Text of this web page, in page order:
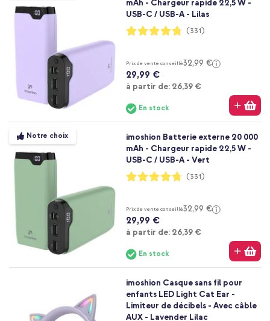
mAh - Chargeur rapide 22,5 W -
USB-C / USB-A - Lilas
Notation:
95%
(331)
Prix de vente conseillé32,99 €
29,99 €
à partir de: À partir de
26,39 €
En stock
Notre choix
imoshion Batterie externe 20 000
mAh - Chargeur rapide 22,5 W -
USB-C / USB-A - Vert
Notation:
95%
(331)
Prix de vente conseillé32,99 €
29,99 €
à partir de: À partir de
26,39 €
En stock
imoshion Casque sans fil pour
enfants LED Light Cat Ear -
Limiteur de décibels - Avec câble
AUX - Lavender Lilac